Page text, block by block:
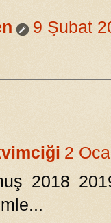
9 Şubat
2
2018